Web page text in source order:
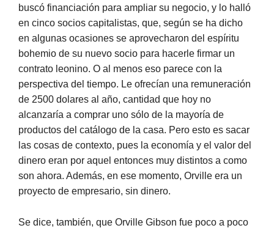
buscó financiación para ampliar su negocio, y lo halló
en cinco socios capitalistas, que, según se ha dicho
en algunas ocasiones se aprovecharon del espíritu
bohemio de su nuevo socio para hacerle firmar un
contrato leonino. O al menos eso parece con la
perspectiva del tiempo. Le ofrecían una remuneración
de 2500 dolares al año, cantidad que hoy no
alcanzaría a comprar uno sólo de la mayoría de
productos del catálogo de la casa. Pero esto es sacar
las cosas de contexto, pues la economía y el valor del
dinero eran por aquel entonces muy distintos a como
son ahora. Además, en ese momento, Orville era un
proyecto de empresario, sin dinero.
Se dice, también, que Orville Gibson fue poco a poco